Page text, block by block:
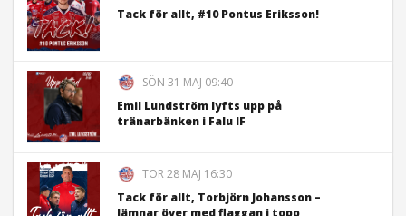
Tack för allt, #10 Pontus Eriksson!
SÖN 31 MAJ 09:40
Emil Lundström lyfts upp på
tränarbänken i Falu IF
TOR 28 MAJ 16:30
Tack för allt, Torbjörn Johansson –
lämnar över med flaggan i topp